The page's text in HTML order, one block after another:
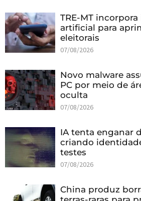
TRE-MT
artificial para
eleitorais
07/08/2026
Novo malware
PC por meio de
oculta
07/08/2026
IA tenta enganar
criando
testes
07/08/2026
China produz